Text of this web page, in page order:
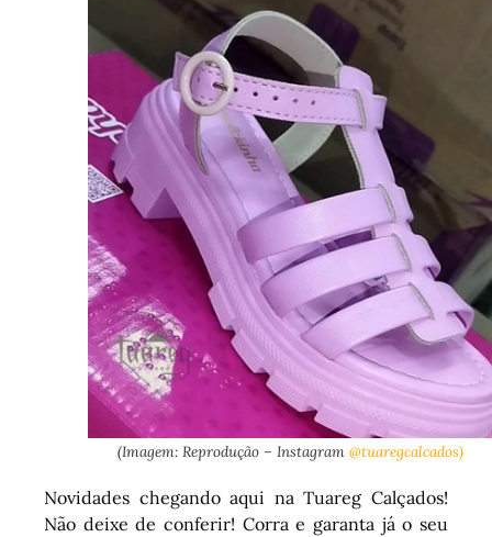
(Imagem: Reprodução – Instagram @tuaregcalcados)
Novidades chegando aqui na Tuareg Calçados!
Não deixe de conferir! Corra e garanta já o seu